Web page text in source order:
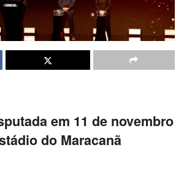
em 11 de novembro
do Maracanã